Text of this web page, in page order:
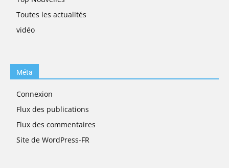
Toutes les actualités
vidéo
Méta
Connexion
Flux des publications
Flux des commentaires
Site de WordPress-FR